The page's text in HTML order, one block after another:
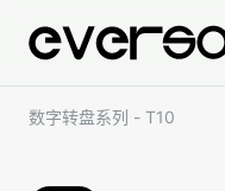
数字转盘系列 - T10